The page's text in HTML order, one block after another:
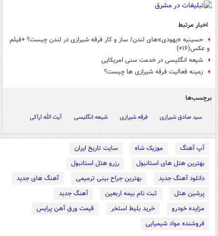
اخبار مرتبط
حسینیه «یهودی»های لندن/ ساز و کار فرقه شیرازی در لندن چیست؟ +فیلم
و عکس(۱۶+)
شیعه انگلیسی در خدمت سنی امریکایی
زمینه فعالیت فرقه شیرازی ها چیست؟
برچسب‌ها
سید صادق شیرازی فرقه شیرازی شیعه انگلیسی آیت الله اراکی
آپ آهنگ موزیک شاه
سایت تاریخ ایران
بهترین هتل های استانبول
رزرو هتل استانبول
دانلود آهنگ جدید
بهترین جراح بینی ترمیمی
آهنگ های جدید
پرشین هتل
ثبت نام بیمه اربعین
آهنگ جدید
مزایده خودرو
خرید بلیط استخر
قیمت ورق آهن پرایس
فروشنده مواد شیمیایی